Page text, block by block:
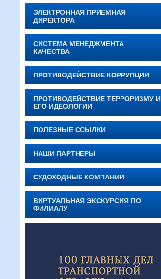
ЭЛЕКТРОННАЯ ПРИЕМНАЯ
ДИРЕКТОРА
СИСТЕМА МЕНЕДЖМЕНТА
КАЧЕСТВА
ПРОТИВОДЕЙСТВИЕ КОРРУПЦИИ
ПРОТИВОДЕЙСТВИЕ ТЕРРОРИЗМУ И
ЕГО ИДЕОЛОГИИ
ПОЛЕЗНЫЕ ССЫЛКИ
НАШИ ПАРТНЕРЫ
СУДОХОДНЫЕ КОМПАНИИ
ВИРТУАЛЬНАЯ ЭКСКУРСИЯ ПО
ФИЛИАЛУ